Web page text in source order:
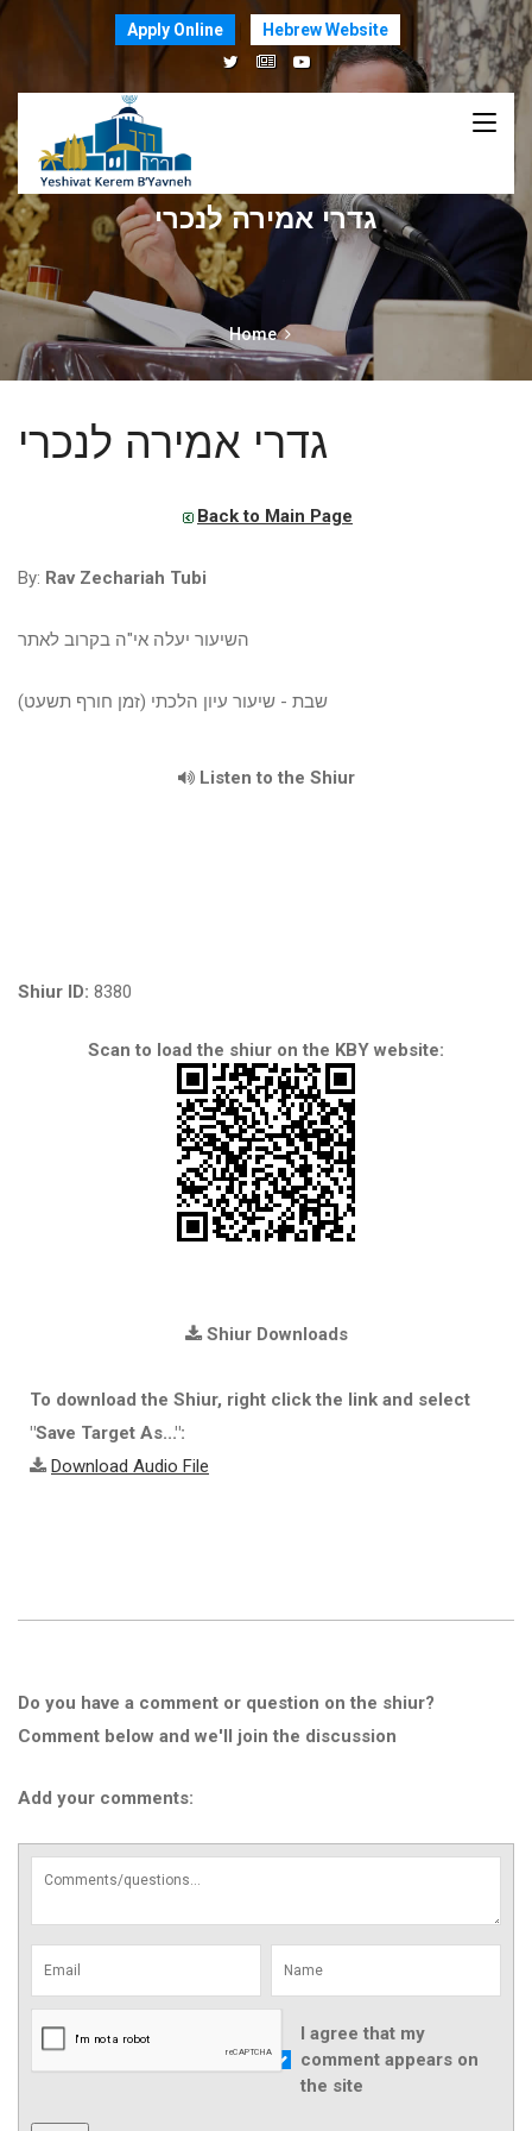
Apply Online Hebrew Website
גדרי אמירה לנכרי
Home
גדרי אמירה לנכרי
Back to Main Page
By: Rav Zechariah Tubi
השיעור יעלה אי"ה בקרוב לאתר
שבת - שיעור עיון הלכתי (זמן חורף תשעט)
Listen to the Shiur
Shiur ID: 8380
Scan to load the shiur on the KBY website:
Shiur Downloads
To download the Shiur, right click the link and select
"Save Target As...":
Download Audio File
Do you have a comment or question on the shiur?
Comment below and we'll join the discussion
Add your comments:
I agree that my
comment appears on
the site